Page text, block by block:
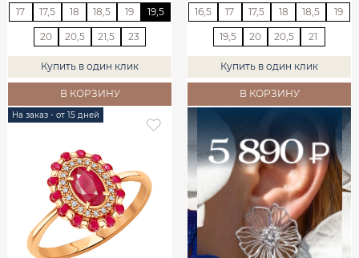
17
17,5 18 18,5 19 19,5
20 20,5 21,5 23
Купить в один клик
В КОРЗИНУ
16,5 17 17,5 18 18,5 19
19,5 20 20,5 21
Купить в один клик
В КОРЗИНУ
На заказ - от 15 дней